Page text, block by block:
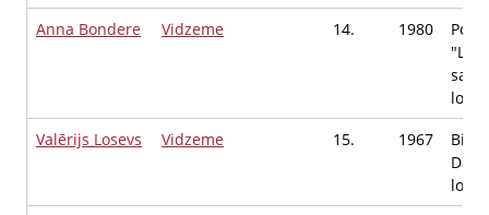
Anna Bondere
Vidzeme 14. 1980
Valērijs Losevs
Vidzeme 15. 1967